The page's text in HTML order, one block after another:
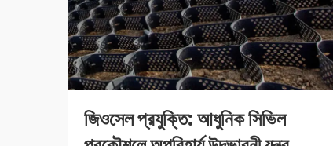
জিওসেল প্রযুক্তি: আধুনিক সিভিল